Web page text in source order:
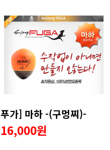
푸가] 마하 -(구멍찌)-
16,000원